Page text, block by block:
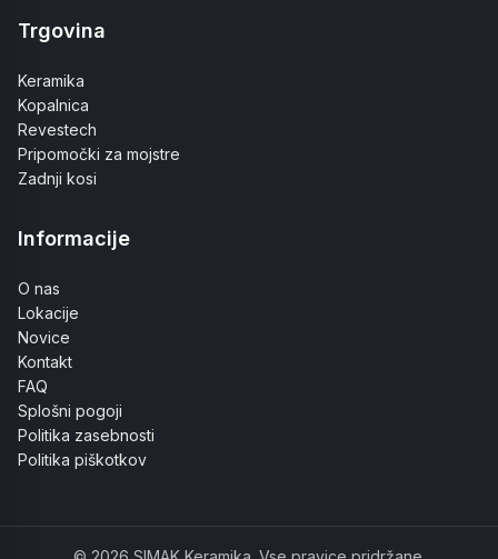
Trgovina
Keramika
Kopalnica
Revestech
Pripomočki za mojstre
Zadnji kosi
Informacije
O nas
Lokacije
Novice
Kontakt
FAQ
Splošni pogoji
Politika zasebnosti
Politika piškotkov